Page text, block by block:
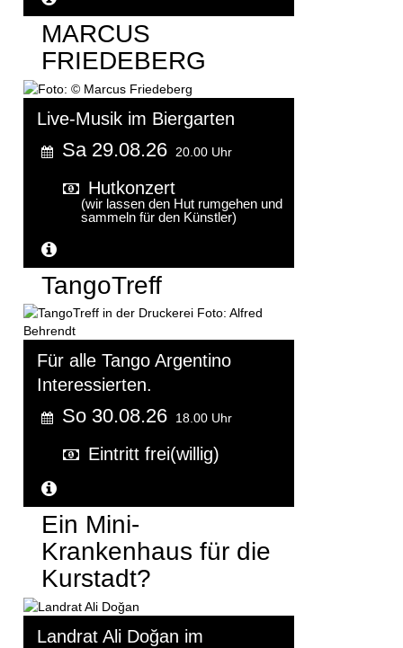
MARCUS
FRIEDEBERG
Live-Musik im Biergarten
Sa 29.08.26 20.00 Uhr
Hutkonzert
(wir lassen den Hut rumgehen und
sammeln für den Künstler)
TangoTreff
Für alle Tango Argentino
Interessierten.
So 30.08.26 18.00 Uhr
Eintritt frei(willig)
Ein Mini-
Krankenhaus für die
Kurstadt?
Landrat Ali Doğan im